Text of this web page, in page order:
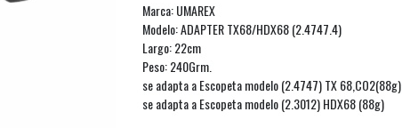
Marca: UMAREX
Modelo: ADAPTER TX68/HDX68 (2.4747.4)
Largo: 22cm
Peso: 240Grm.
se adapta a Escopeta modelo (2.4747) TX 68,CO2(88g)
se adapta a Escopeta modelo (2.3012) HDX68 (88g)